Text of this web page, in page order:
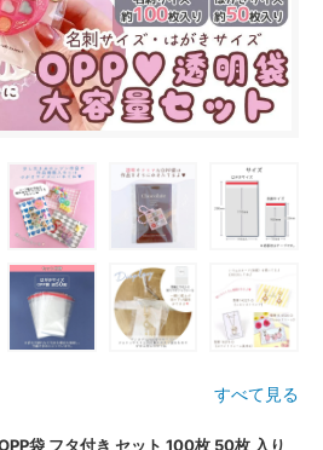
すべて見る
袋 フタ付き セット 100枚 50枚 入り